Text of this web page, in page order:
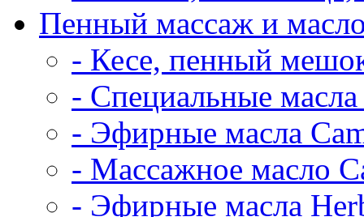
Пенный массаж и
- Кесе, пенный
- Специальные
- Эфирные масла
- Массажное масло
- Эфирные масла